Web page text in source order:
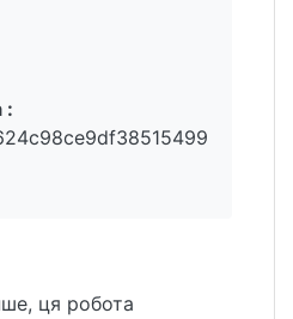
:
ця робота